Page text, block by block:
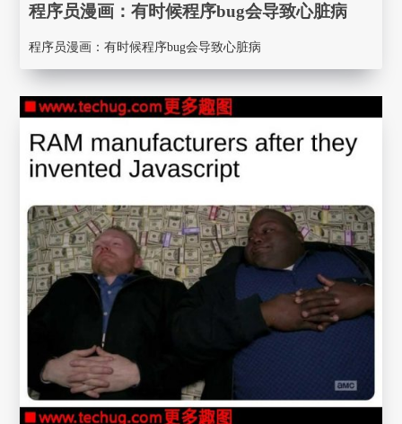
程序员漫画： 有时候程序bug会导致心脏病
程序员漫画： 有时候程序bug会导致心脏病